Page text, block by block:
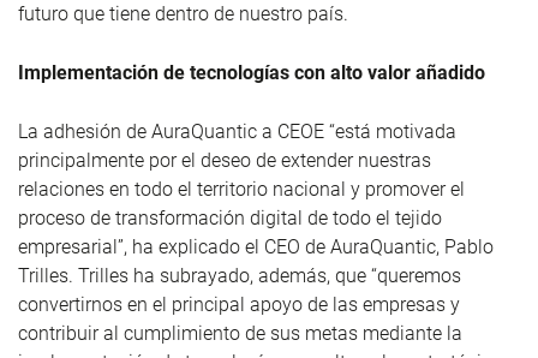
futuro que tiene dentro de nuestro país.
Implementación de tecnologías con alto valor añadido
La adhesión de AuraQuantic a CEOE “está motivada
principalmente por el deseo de extender nuestras
relaciones en todo el territorio nacional y promover el
proceso de transformación digital de todo el tejido
empresarial”, ha explicado el CEO de AuraQuantic, Pablo
Trilles. Trilles ha subrayado, además, que “queremos
convertirnos en el principal apoyo de las empresas y
contribuir al cumplimiento de sus metas mediante la